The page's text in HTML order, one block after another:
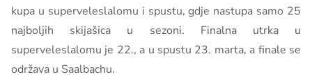
kupa u superveleslalomu i spustu, gdje nastupa samo 25
najboljih skijašica u sezoni. Finalna utrka u
superveleslalomu je 22., a u spustu 23. marta, a finale se
održava u Saalbachu.